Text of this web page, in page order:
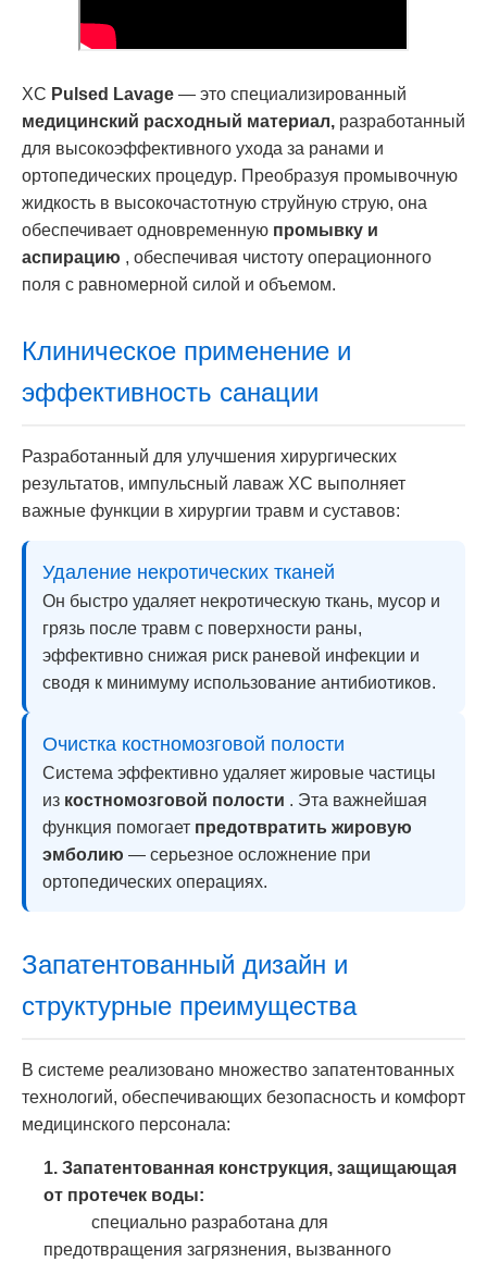
XC Pulsed Lavage — это специализированный
медицинский расходный материал, разработанный
для высокоэффективного ухода за ранами и
ортопедических процедур. Преобразуя промывочную
жидкость в высокочастотную струйную струю, она
обеспечивает одновременную промывку и
аспирацию , обеспечивая чистоту операционного
поля с равномерной силой и объемом.
Клиническое применение и
эффективность санации
Разработанный для улучшения хирургических
результатов, импульсный лаваж XC выполняет
важные функции в хирургии травм и суставов:
Удаление некротических тканей
Он быстро удаляет некротическую ткань, мусор и
грязь после травм с поверхности раны,
эффективно снижая риск раневой инфекции и
сводя к минимуму использование антибиотиков.
Очистка костномозговой полости
Система эффективно удаляет жировые частицы
из костномозговой полости . Эта важнейшая
функция помогает предотвратить жировую
эмболию — серьезное осложнение при
ортопедических операциях.
Запатентованный дизайн и
структурные преимущества
В системе реализовано множество запатентованных
технологий, обеспечивающих безопасность и комфорт
медицинского персонала:
1. Запатентованная конструкция, защищающая
от протечек воды:
специально разработана для
предотвращения загрязнения, вызванного